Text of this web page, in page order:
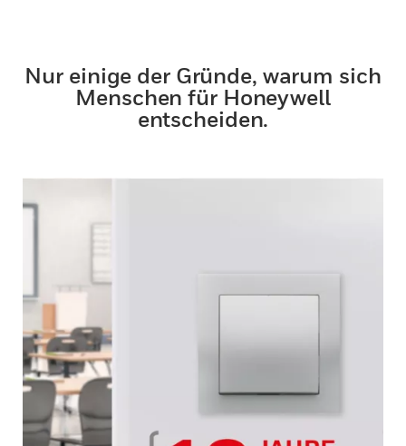
Nur einige der Gründe, warum sich
Menschen für Honeywell
entscheiden.